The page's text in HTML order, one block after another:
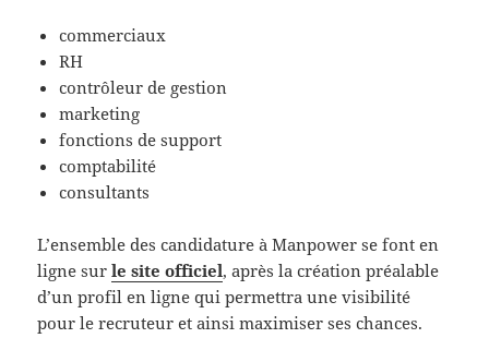
commerciaux
RH
contrôleur de gestion
marketing
fonctions de support
comptabilité
consultants
L’ensemble des candidature à Manpower se font en
ligne surle site officiel, après la création préalable
d’un profil en ligne qui permettra une visibilité
pour le recruteur et ainsi maximiser ses chances.